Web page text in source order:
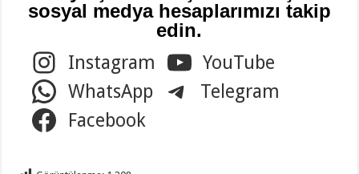
sosyal medya hesaplarımızı takip
edin.
Instagram
YouTube
WhatsApp
Telegram
Facebook